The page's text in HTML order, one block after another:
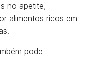
no apetite,
alimentos ricos em
pode